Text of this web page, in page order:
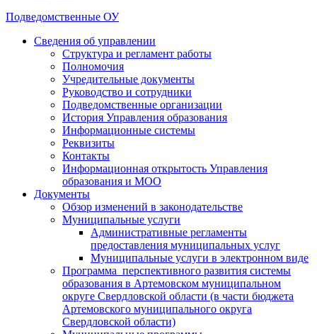
Подведомственные ОУ
Сведения об управлении
Структура и регламент работы
Полномочия
Учредительные документы
Руководство и сотрудники
Подведомственные организации
История Управления образования
Информационные системы
Реквизиты
Контакты
Информационная открытость Управления
образования и МОО
Документы
Обзор изменений в законодательстве
Муниципальные услуги
Административные регламенты
предоставления муниципальных услуг
Муниципальные услуги в электронном виде
Программа перспективного развития системы
образования в Артемовском муниципальном
округе Свердловской области (в части бюджета
Артемовского муниципального округа
Свердловской области)